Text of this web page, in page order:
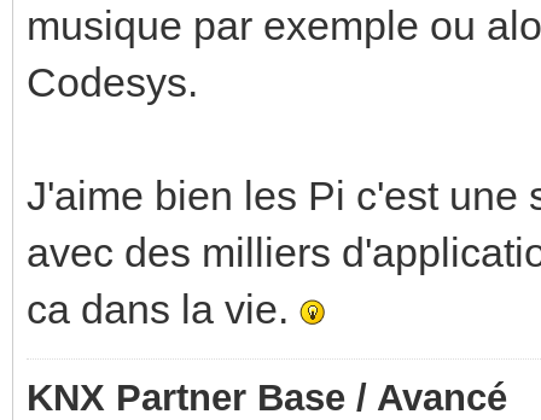
musique par exemple ou
Codesys.
J'aime bien les Pi c'est une
avec des milliers
ca dans la vie.
KNX Partner Base / Avancé